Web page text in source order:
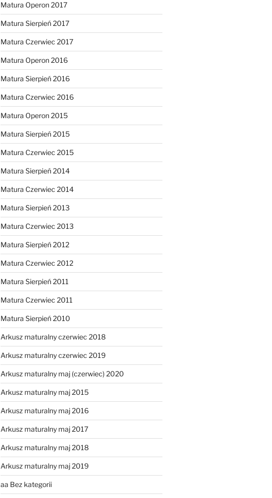
Matura Operon 2017
Matura Sierpień 2017
Matura Czerwiec 2017
Matura Operon 2016
Matura Sierpień 2016
Matura Czerwiec 2016
Matura Operon 2015
Matura Sierpień 2015
Matura Czerwiec 2015
Matura Sierpień 2014
Matura Czerwiec 2014
Matura Sierpień 2013
Matura Czerwiec 2013
Matura Sierpień 2012
Matura Czerwiec 2012
Matura Sierpień 2011
Matura Czerwiec 2011
Matura Sierpień 2010
Arkusz maturalny czerwiec 2018
Arkusz maturalny czerwiec 2019
Arkusz maturalny maj (czerwiec) 2020
Arkusz maturalny maj 2015
Arkusz maturalny maj 2016
Arkusz maturalny maj 2017
Arkusz maturalny maj 2018
Arkusz maturalny maj 2019
aa Bez kategorii